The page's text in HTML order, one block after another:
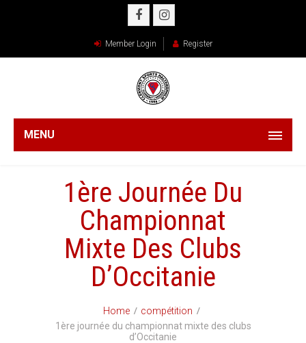
Member Login Register
MENU
1ère Journée Du
Championnat
Mixte Des Clubs
D’Occitanie
Home
compétition
1ère journée du championnat mixte des clubs
d’Occitanie